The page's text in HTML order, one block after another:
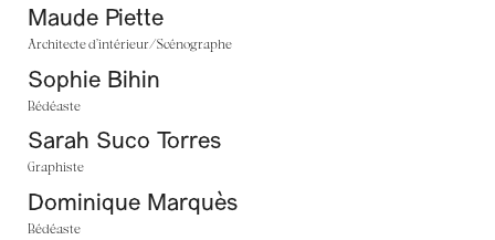
Maude Piette
Architecte d’intérieur/Scénographe
Sophie Bihin
Bédéaste
Sarah Suco Torres
Graphiste
Dominique Marquès
Bédéaste